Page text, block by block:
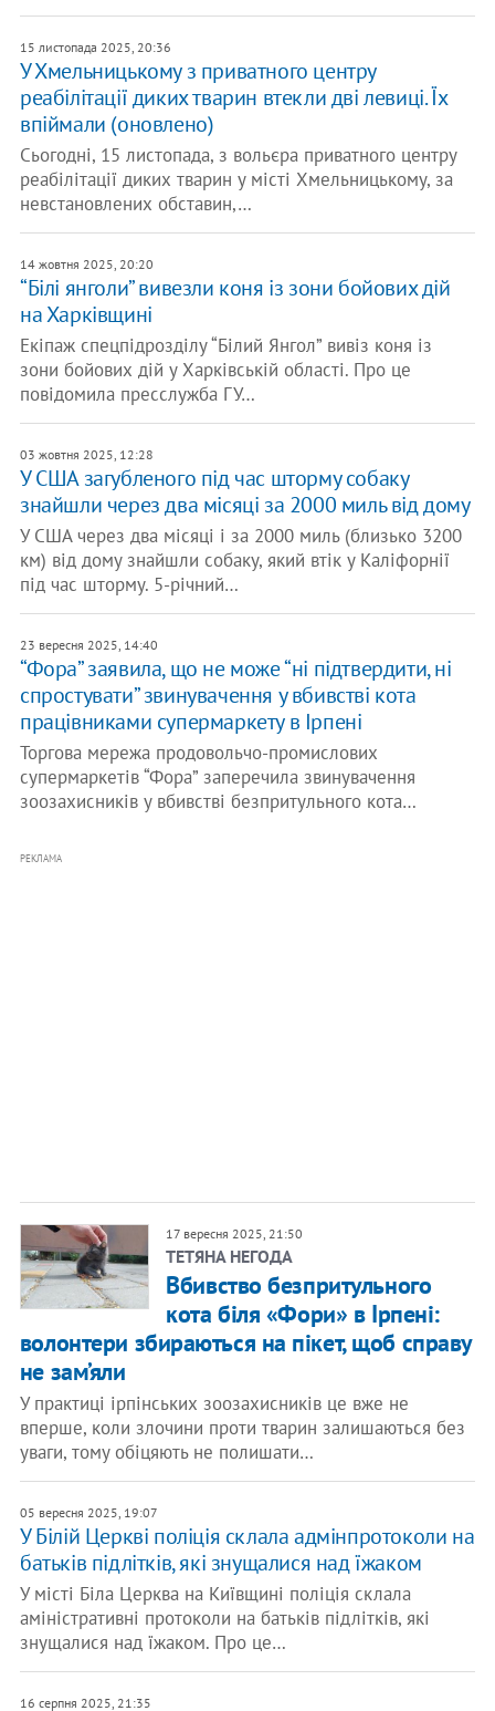
15 листопада 2025, 20:36
У Хмельницькому з приватного центру
реабілітації диких тварин втекли дві левиці. Їх
впіймали (оновлено)
Сьогодні, 15 листопада, з вольєра приватного центру
реабілітації диких тварин у місті Хмельницькому, за
невстановлених обставин,…
14 жовтня 2025, 20:20
“Білі янголи” вивезли коня із зони бойових дій
на Харківщині
Екіпаж спецпідрозділу “Білий Янгол” вивіз коня із
зони бойових дій у Харківській області. Про це
повідомила пресслужба ГУ…
03 жовтня 2025, 12:28
У США загубленого під час шторму собаку
знайшли через два місяці за 2000 миль від дому
У США через два місяці і за 2000 миль (близько 3200
км) від дому знайшли собаку, який втік у Каліфорнії
під час шторму. 5-річний…
23 вересня 2025, 14:40
“Фора” заявила, що не може “ні підтвердити, ні
спростувати” звинувачення у вбивстві кота
працівниками супермаркету в Ірпені
Торгова мережа продовольчо-промислових
супермаркетів “Фора” заперечила звинувачення
зоозахисників у вбивстві безпритульного кота…
РЕКЛАМА
17 вересня 2025, 21:50
ТЕТЯНА НЕГОДА
Вбивство безпритульного
кота біля «Фори» в Ірпені:
волонтери збираються на пікет, щоб справу
не зам’яли
У практиці ірпінських зоозахисників це вже не
вперше, коли злочини проти тварин залишаються без
уваги, тому обіцяють не полишати…
05 вересня 2025, 19:07
​У Білій Церкві поліція склала адмінпротоколи на
батьків підлітків, які знущалися над їжаком
У місті Біла Церква на Київщині поліція склала
аміністративні протоколи на батьків підлітків, які
знущалися над їжаком. Про це…
16 серпня 2025, 21:35